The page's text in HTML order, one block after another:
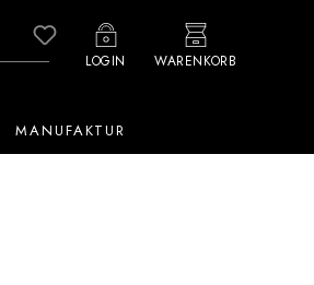
Du hast 0 Produkte auf dem
LOGIN WARENKORB
MANUFAKTUR